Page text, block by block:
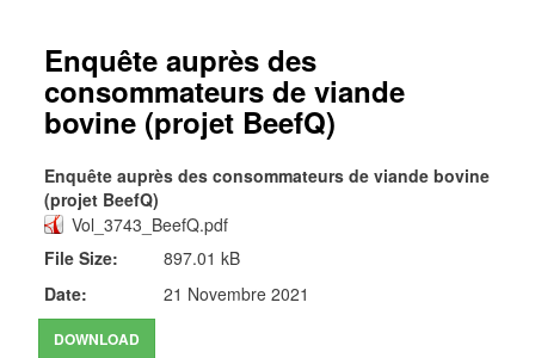
Enquête auprès des
consommateurs de viande
bovine (projet BeefQ)
Enquête auprès des consommateurs de viande bovine
(projet BeefQ)
Vol_3743_BeefQ.pdf
File Size:
897.01 kB
Date:
21 Novembre 2021